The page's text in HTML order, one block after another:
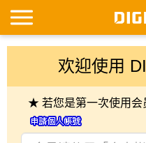
欢迎使用
★ 若您是第一次使用会